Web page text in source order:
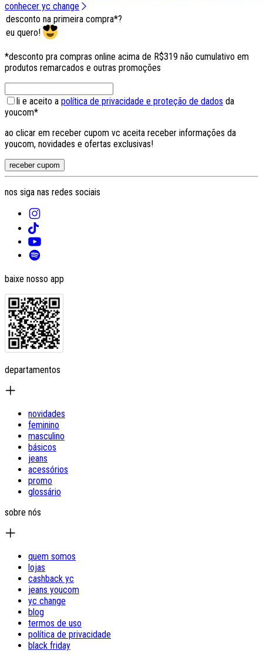
conhecer yc change
desconto na primeira compra*?
eu quero!
*desconto pra compras online acima de R$319 não cumulativo em
produtos remarcados e outras promoções
li e aceito a política de privacidade e proteção de dados da
youcom*
ao clicar em receber cupom vc aceita receber informações da
youcom, novidades e ofertas exclusivas!
receber cupom
nos siga nas redes sociais
baixe nosso app
departamentos
novidades
feminino
masculino
básicos
jeans
acessórios
promo
glossário
sobre nós
quem somos
lojas
cashback yc
jeans youcom
yc change
blog
termos de uso
política de privacidade
black friday